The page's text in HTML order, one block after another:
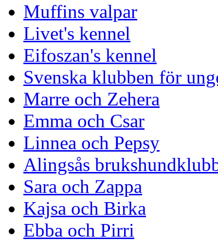
Muffins valpar
Livet's kennel
Eifoszan's kennel
Svenska klubben för
Marre och Zehera
Emma och Csar
Linnea och Pepsy
Alingsås
Sara och Zappa
Kajsa och Birka
Ebba och Pirri